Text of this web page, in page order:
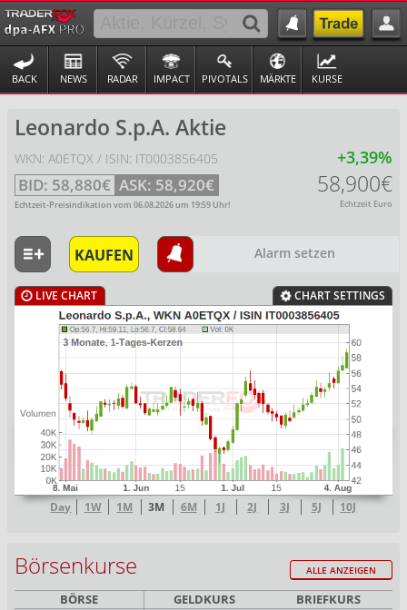
BACK NEWS RADAR IMPACT PIVOTALS MÄRKTE KURSE
Leonardo S.p.A. Aktie
WKN: A0ETQX / ISIN: IT0003856405
BID: 58,880€ ASK: 58,920€
Echtzeit-Preisindikation vom 06.08.2026um 19:59 Uhr!
+3,39%
58,900€
Echtzeit Euro
KAUFEN Alarm setzen
LIVE CHART CHART SETTINGS
Day 1W 1M 3M 6M 1J 2J 3J 5J 10J
Börsenkurse ALLE ANZEIGEN
BÖRSE GELDKURS
BRIEFKURS